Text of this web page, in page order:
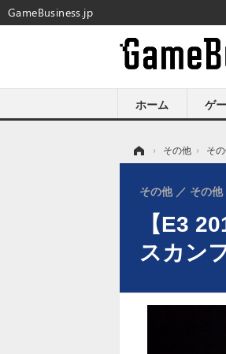
ホーム ゲ
› その他 › そ
【E3
スカン
その他 その他
GameBusiness.jp